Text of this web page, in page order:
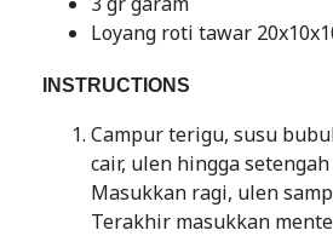
Loyang roti tawar
INSTRUCTIONS
Campur terigu, susu
cair, ulen hingga
Masukkan ragi, ulen
Terakhir masukkan